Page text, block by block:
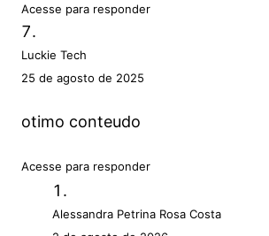
Acesse para responder
Luckie Tech
25 de agosto de 2025
otimo conteudo
Acesse para responder
Alessandra Petrina Rosa Costa